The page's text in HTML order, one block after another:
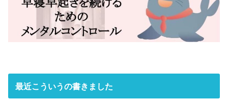
最近こういうの書きました